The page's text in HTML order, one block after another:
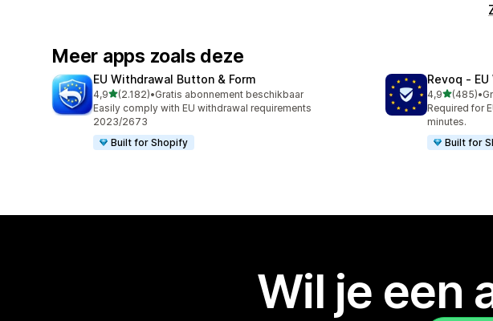
Meer apps zoals deze
EU Withdrawal Button & Form
4,9van 5 sterren
(2.182)
2182 recensies in totaal
•Gratis abonnement beschikbaar
Easily comply with EU withdrawal requirements
2023/2673
Built for Shopify
Revoq ‑
4,9van 5
(485)
485 •
Required for
minutes.
Built for
Wil je een